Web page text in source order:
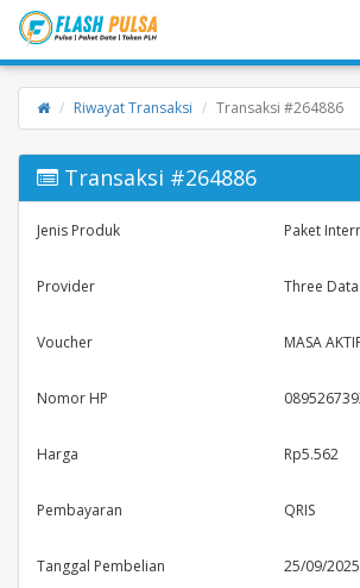
Riwayat Transaksi Transaksi #264886
Transaksi #264886
Jenis Produk Paket
Provider Three Data
Voucher MASA
Nomor HP
Harga Rp5.562
Pembayaran QRIS
Tanggal Pembelian 25/09/